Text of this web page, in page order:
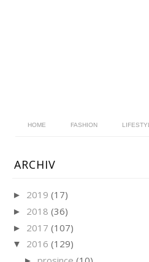
HOME FASHION
ARCHIV
► 2019 (17)
► 2018 (36)
► 2017 (107)
▼ 2016 (129)